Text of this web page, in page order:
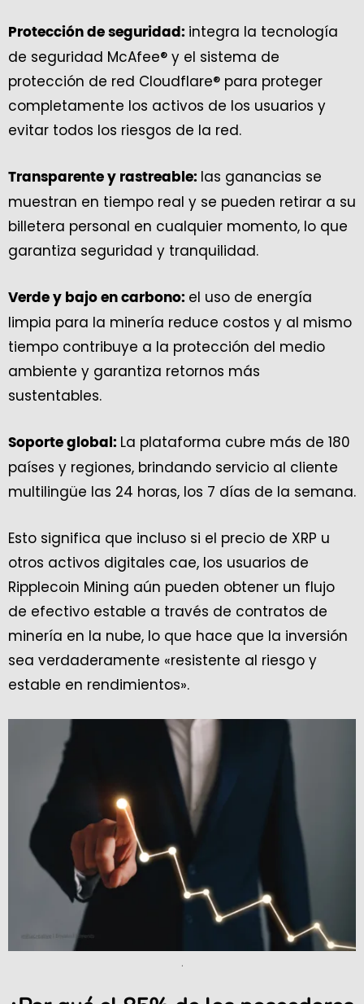
Protección de seguridad: integra la tecnología
de seguridad McAfee® y el sistema de
protección de red Cloudflare® para proteger
completamente los activos de los usuarios y
evitar todos los riesgos de la red.
Transparente y rastreable: las ganancias se
muestran en tiempo real y se pueden retirar a su
billetera personal en cualquier momento, lo que
garantiza seguridad y tranquilidad.
Verde y bajo en carbono: el uso de energía
limpia para la minería reduce costos y al mismo
tiempo contribuye a la protección del medio
ambiente y garantiza retornos más
sustentables.
Soporte global: La plataforma cubre más de 180
países y regiones, brindando servicio al cliente
multilingüe las 24 horas, los 7 días de la semana.
Esto significa que incluso si el precio de XRP u
otros activos digitales cae, los usuarios de
Ripplecoin Mining aún pueden obtener un flujo
de efectivo estable a través de contratos de
minería en la nube, lo que hace que la inversión
sea verdaderamente «resistente al riesgo y
estable en rendimientos».
.